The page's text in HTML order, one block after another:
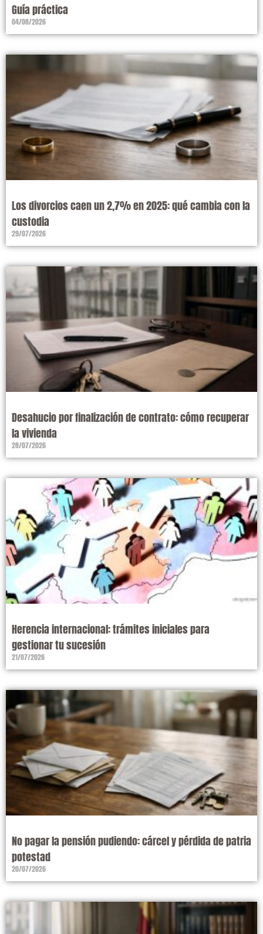
Guía práctica
04/08/2026
Los divorcios caen un 2,7% en 2025: qué cambia con la
custodia
29/07/2026
Desahucio por finalización de contrato: cómo recuperar
la vivienda
28/07/2026
Herencia internacional: trámites iniciales para
gestionar tu sucesión
21/07/2026
No pagar la pensión pudiendo: cárcel y pérdida de patria
potestad
20/07/2026